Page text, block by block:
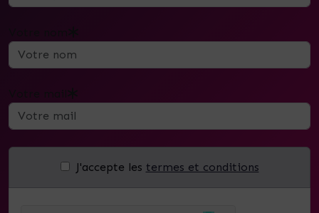
J'accepte les termes et conditions